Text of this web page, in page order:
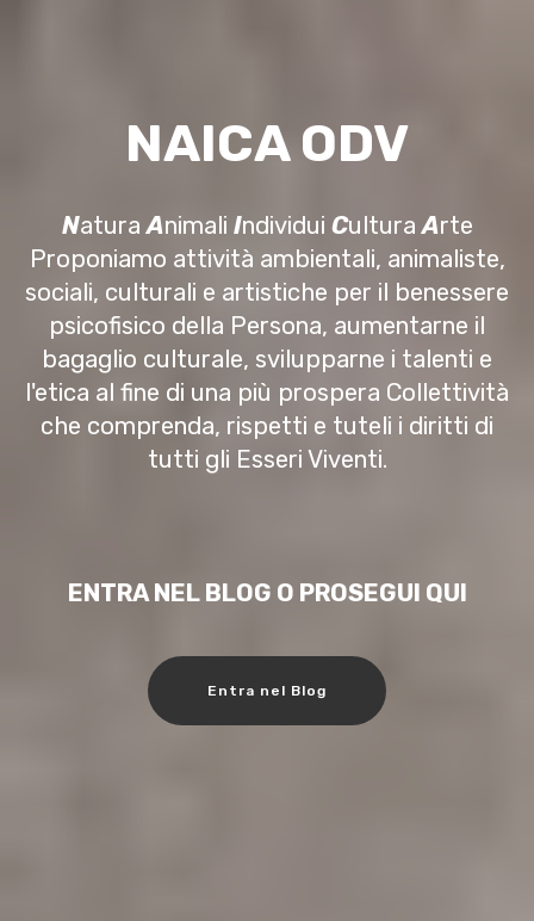
NAICA ODV
NaturaAnimali Individui CulturaArte
Proponiamo attività ambientali, animaliste,
sociali, culturali e artistiche per il benessere
psicofisico della Persona, aumentarne il
bagaglio culturale, svilupparne i talenti e
l'etica al fine di una più prospera Collettività
che comprenda, rispetti e tuteli i diritti di
tutti gli Esseri Viventi.
ENTRA NEL BLOG O PROSEGUI QUI
Entra nel Blog